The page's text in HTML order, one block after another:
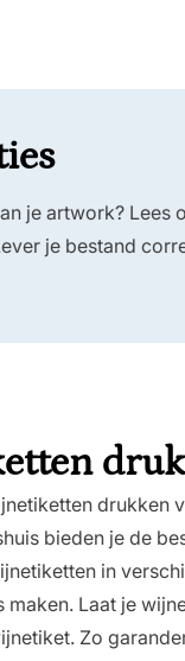
je artwork?
je bestand
drukken
bieden je de
in
Laat je
Zo